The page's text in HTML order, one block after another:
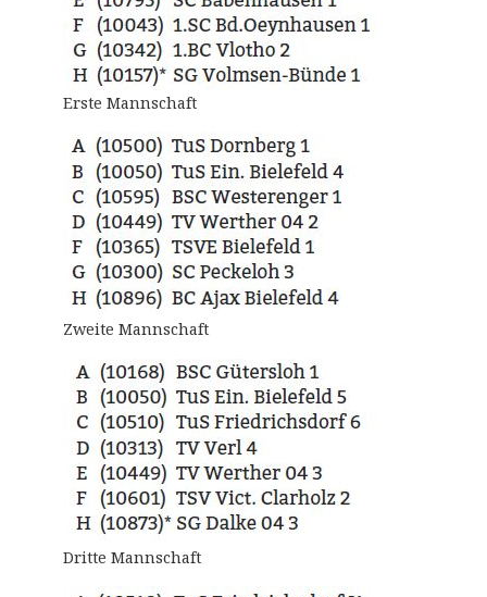
Erste Mannschaft
Zweite Mannschaft
Dritte Mannschaft